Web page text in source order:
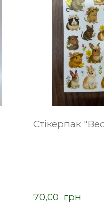
Стікерпак
70,00  грн